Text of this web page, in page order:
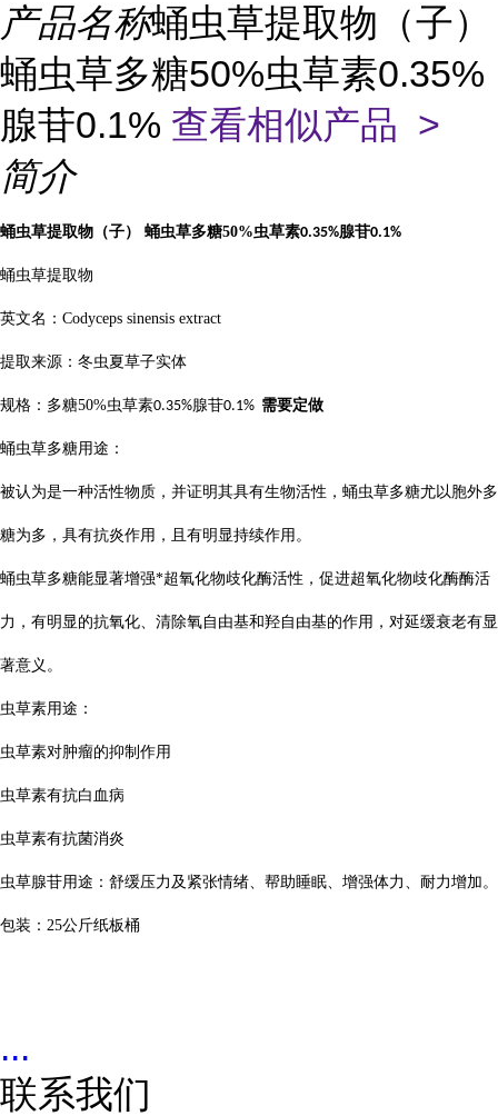
产品名称蛹虫草提取物（子）
蛹虫草多糖50%虫草素0.35%
腺苷0.1% 查看相似产品 >
简介
蛹虫草提取物（子） 蛹虫草多糖50%虫草素0.35%腺苷0.1%
蛹虫草提取物
英文名： Codyceps sinensis extract
提取来源：冬虫夏草子实体
规格：多糖50%虫草素0.35%腺苷0.1% 需要定做
蛹虫草多糖用途：
被认为是一种活性物质，并证明其具有生物活性，蛹虫草多糖尤以胞外多
糖为多，具有抗炎作用，且有明显持续作用。
蛹虫草多糖能显著增强*超氧化物歧化酶活性，促进超氧化物歧化酶酶活
力，有明显的抗氧化、清除氧自由基和羟自由基的作用，对延缓衰老有显
著意义。
虫草素用途：
虫草素对肿瘤的抑制作用
虫草素有抗白血病
虫草素有抗菌消炎
虫草腺苷用途：舒缓压力及紧张情绪、帮助睡眠、增强体力、耐力增加。
包装： 25公斤纸板桶
...
联系我们